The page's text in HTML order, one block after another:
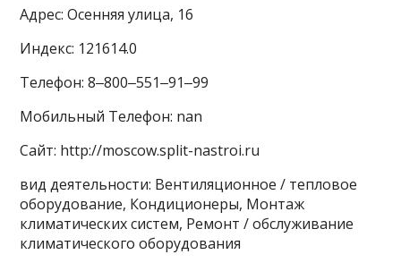
Адрес: Осенняя улица, 16
Индекс: 121614.0
Телефон: 8‒800‒551‒91‒99
Мобильный Телефон: nan
Сайт: http://moscow.split-nastroi.ru
вид деятельности: Вентиляционное / тепловое
оборудование, Кондиционеры, Монтаж
климатических систем, Ремонт / обслуживание
климатического оборудования